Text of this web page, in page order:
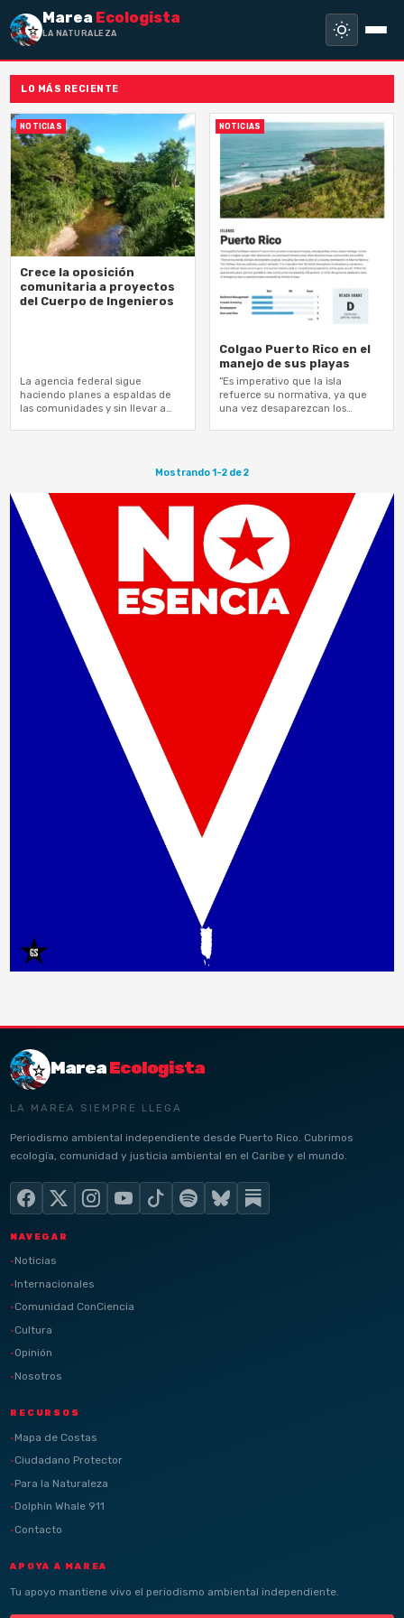
Marea Ecologista
LA NATURALEZA NO
LO MÁS RECIENTE
NOTICIAS
Crece la oposición
comunitaria a proyectos
del Cuerpo de Ingenieros
La agencia federal sigue
haciendo planes a espaldas de
las comunidades y sin llevar a
NOTICIAS
Colgao Puerto Rico en el
manejo de sus playas
“Es imperativo que la isla
refuerce su normativa, ya que
una vez desaparezcan los
Mostrando 1-2 de 2
MareaEcologista
LA MAREA SIEMPRE LLEGA
Periodismo ambiental independiente desde Puerto Rico. Cubrimos
ecología, comunidad y justicia ambiental en el Caribe y el mundo.
NAVEGAR
Noticias
Internacionales
Comunidad ConCiencia
Cultura
Opinión
Nosotros
RECURSOS
Mapa de Costas
Ciudadano Protector
Para la Naturaleza
Dolphin Whale 911
Contacto
APOYA A MAREA
Tu apoyo mantiene vivo el periodismo ambiental independiente.